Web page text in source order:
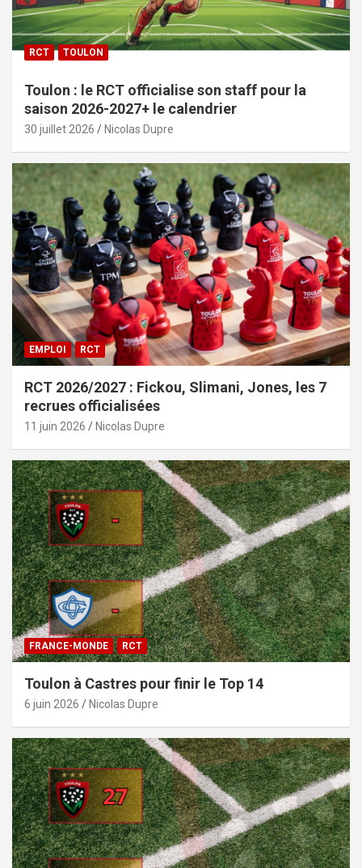
RCT TOULON
Toulon : le RCT officialise son staff pour la
saison 2026-2027+ le calendrier
30 juillet 2026 Nicolas Dupre
EMPLOI RCT
RCT 2026/2027 : Fickou, Slimani, Jones, les 7
recrues officialisées
11 juin 2026 Nicolas Dupre
FRANCE-MONDE RCT
Toulon à Castres pour finir le Top 14
6 juin 2026 Nicolas Dupre